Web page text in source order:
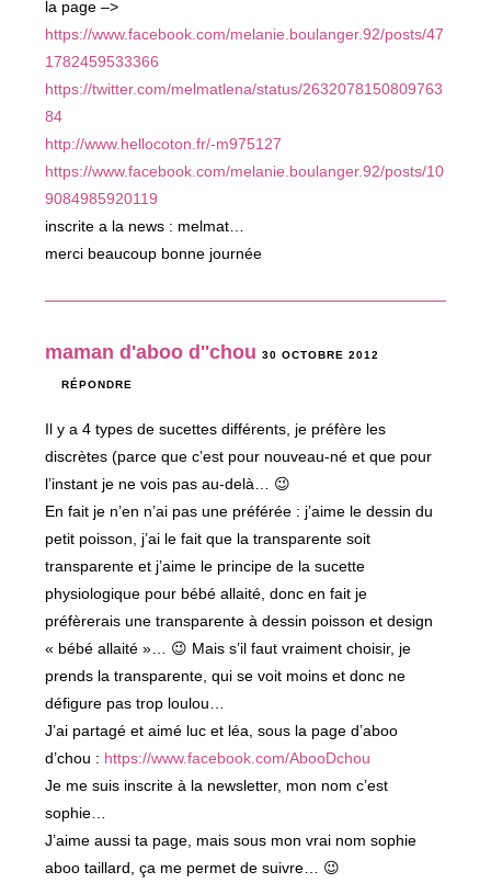
la page –>
https://www.facebook.com/melanie.boulanger.92/posts/47
1782459533366
https://twitter.com/melmatlena/status/2632078150809763
84
http://www.hellocoton.fr/-m975127
https://www.facebook.com/melanie.boulanger.92/posts/10
9084985920119
inscrite a la news : melmat…
merci beaucoup bonne journée
maman d'aboo d''chou 30 OCTOBRE 2012
RÉPONDRE
Il y a 4 types de sucettes différents, je préfère les
discrètes (parce que c’est pour nouveau-né et que pour
l’instant je ne vois pas au-delà… 😉
En fait je n’en n’ai pas une préférée : j’aime le dessin du
petit poisson, j’ai le fait que la transparente soit
transparente et j’aime le principe de la sucette
physiologique pour bébé allaité, donc en fait je
préfèrerais une transparente à dessin poisson et design
« bébé allaité »… 😉 Mais s’il faut vraiment choisir, je
prends la transparente, qui se voit moins et donc ne
défigure pas trop loulou…
J’ai partagé et aimé luc et léa, sous la page d’aboo
d’chou : https://www.facebook.com/AbooDchou
Je me suis inscrite à la newsletter, mon nom c’est
sophie…
J’aime aussi ta page, mais sous mon vrai nom sophie
aboo taillard, ça me permet de suivre… 😉